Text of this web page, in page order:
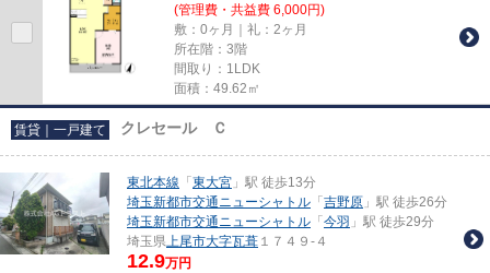
(管理費・共益費 6,000円)
敷：0ヶ月｜礼：2ヶ月
所在階：3階
間取り：1LDK
面積：49.62㎡
賃貸｜一戸建て クレセール Ｃ
東北本線 「 東大宮 」駅 徒歩13分
埼玉新都市交通ニューシャトル 「 吉野原 」駅 徒歩26分
埼玉新都市交通ニューシャトル 「 今羽 」駅 徒歩29分
埼玉県上尾市大字瓦葺 １７４９-４
12.9万円